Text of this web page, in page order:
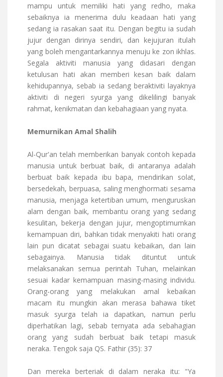
mampu untuk memiliki hati yang redho, maka
sebaiknya ia menerima dulu keadaan hati yang
sedang ia rasakan saat itu. Dengan begitu ia sudah
jujur ​​dengan dirinya sendiri, dan kejujuran itulah
yang boleh mengantarkannya menuju ke zon ikhlas.
Segala aktiviti manusia yang didasari dengan
ketulusan hati akan memberi kesan baik dalam
kehidupannya, sebab ia sedang beraktiviti layaknya
aktiviti di negeri syurga yang dikelilingi banyak
rahmat, kenikmatan dan kebahagiaan yang nyata.
Memurnikan Amal Shalih
Al-Qur'an telah memberikan banyak contoh kepada
manusia untuk berbuat baik, di antaranya adalah
berbuat baik kepada ibu bapa, mendirikan solat,
bersedekah, berpuasa, saling menghormati sesama
manusia, menjaga ketertiban umum, menguruskan
alam dengan baik, membantu orang yang sedang
kesulitan, bekerja dengan jujur, mengoptimumkan
kemampuan diri, bahkan tidak menyakiti hati orang
lain pun dicatat sebagai suatu kebaikan, dan lain
sebagainya. Manusia tidak dituntut untuk
melaksanakan semua perintah Tuhan, melainkan
sesuai kadar kemampuan masing-masing individu.
Orang-orang yang melakukan amal kebaikan
macam itu mungkin akan merasa bahawa tiket
masuk syurga telah ia dapatkan, namun perlu
diperhatikan lagi, sebab ternyata ada sebahagian
orang yang sudah berbuat baik tetapi masuk
neraka. Tengok saja QS. Fathir (35): 37
Dan mereka berteriak di dalam neraka itu: "Ya